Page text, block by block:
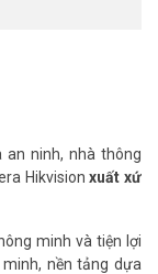
chỉ nhận cảnh báo
minh
hiện và theo dõi
ninh, nhà thông
Hikvisionxuất xứ
minh và tiện lợi
nền tảng dựa